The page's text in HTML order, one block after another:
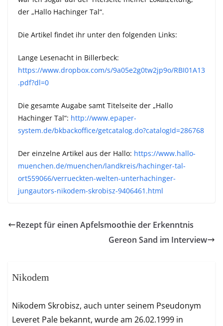
der „Hallo Hachinger Tal“.
Die Artikel findet ihr unter den folgenden Links:
Lange Lesenacht in Billerbeck:
https://www.dropbox.com/s/9a05e2g0tw2jp9o/RBI01A13
.pdf?dl=0
Die gesamte Augabe samt Titelseite der „Hallo
Hachinger Tal“: http://www.epaper-
system.de/bkbackoffice/getcatalog.do?catalogId=286768
Der einzelne Artikel aus der Hallo: https://www.hallo-
muenchen.de/muenchen/landkreis/hachinger-tal-
ort559066/verrueckten-welten-unterhachinger-
jungautors-nikodem-skrobisz-9406461.html
Rezept für einen Apfelsmoothie der Erkenntnis
Gereon Sand im Interview
Nikodem
Nikodem Skrobisz, auch unter seinem Pseudonym
Leveret Pale bekannt, wurde am 26.02.1999 in